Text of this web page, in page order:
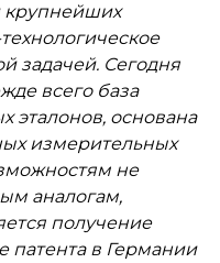
крупнейших
задачей. Сегодня
всего база
эталонов, основана
измерительных
не
аналогам,
получение
патента в Германии